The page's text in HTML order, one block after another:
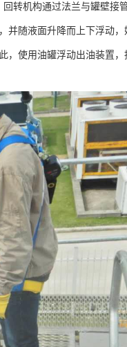
转机构通过法兰与罐壁接
并随液面升降而上下浮动
，使用油罐浮动出油装置